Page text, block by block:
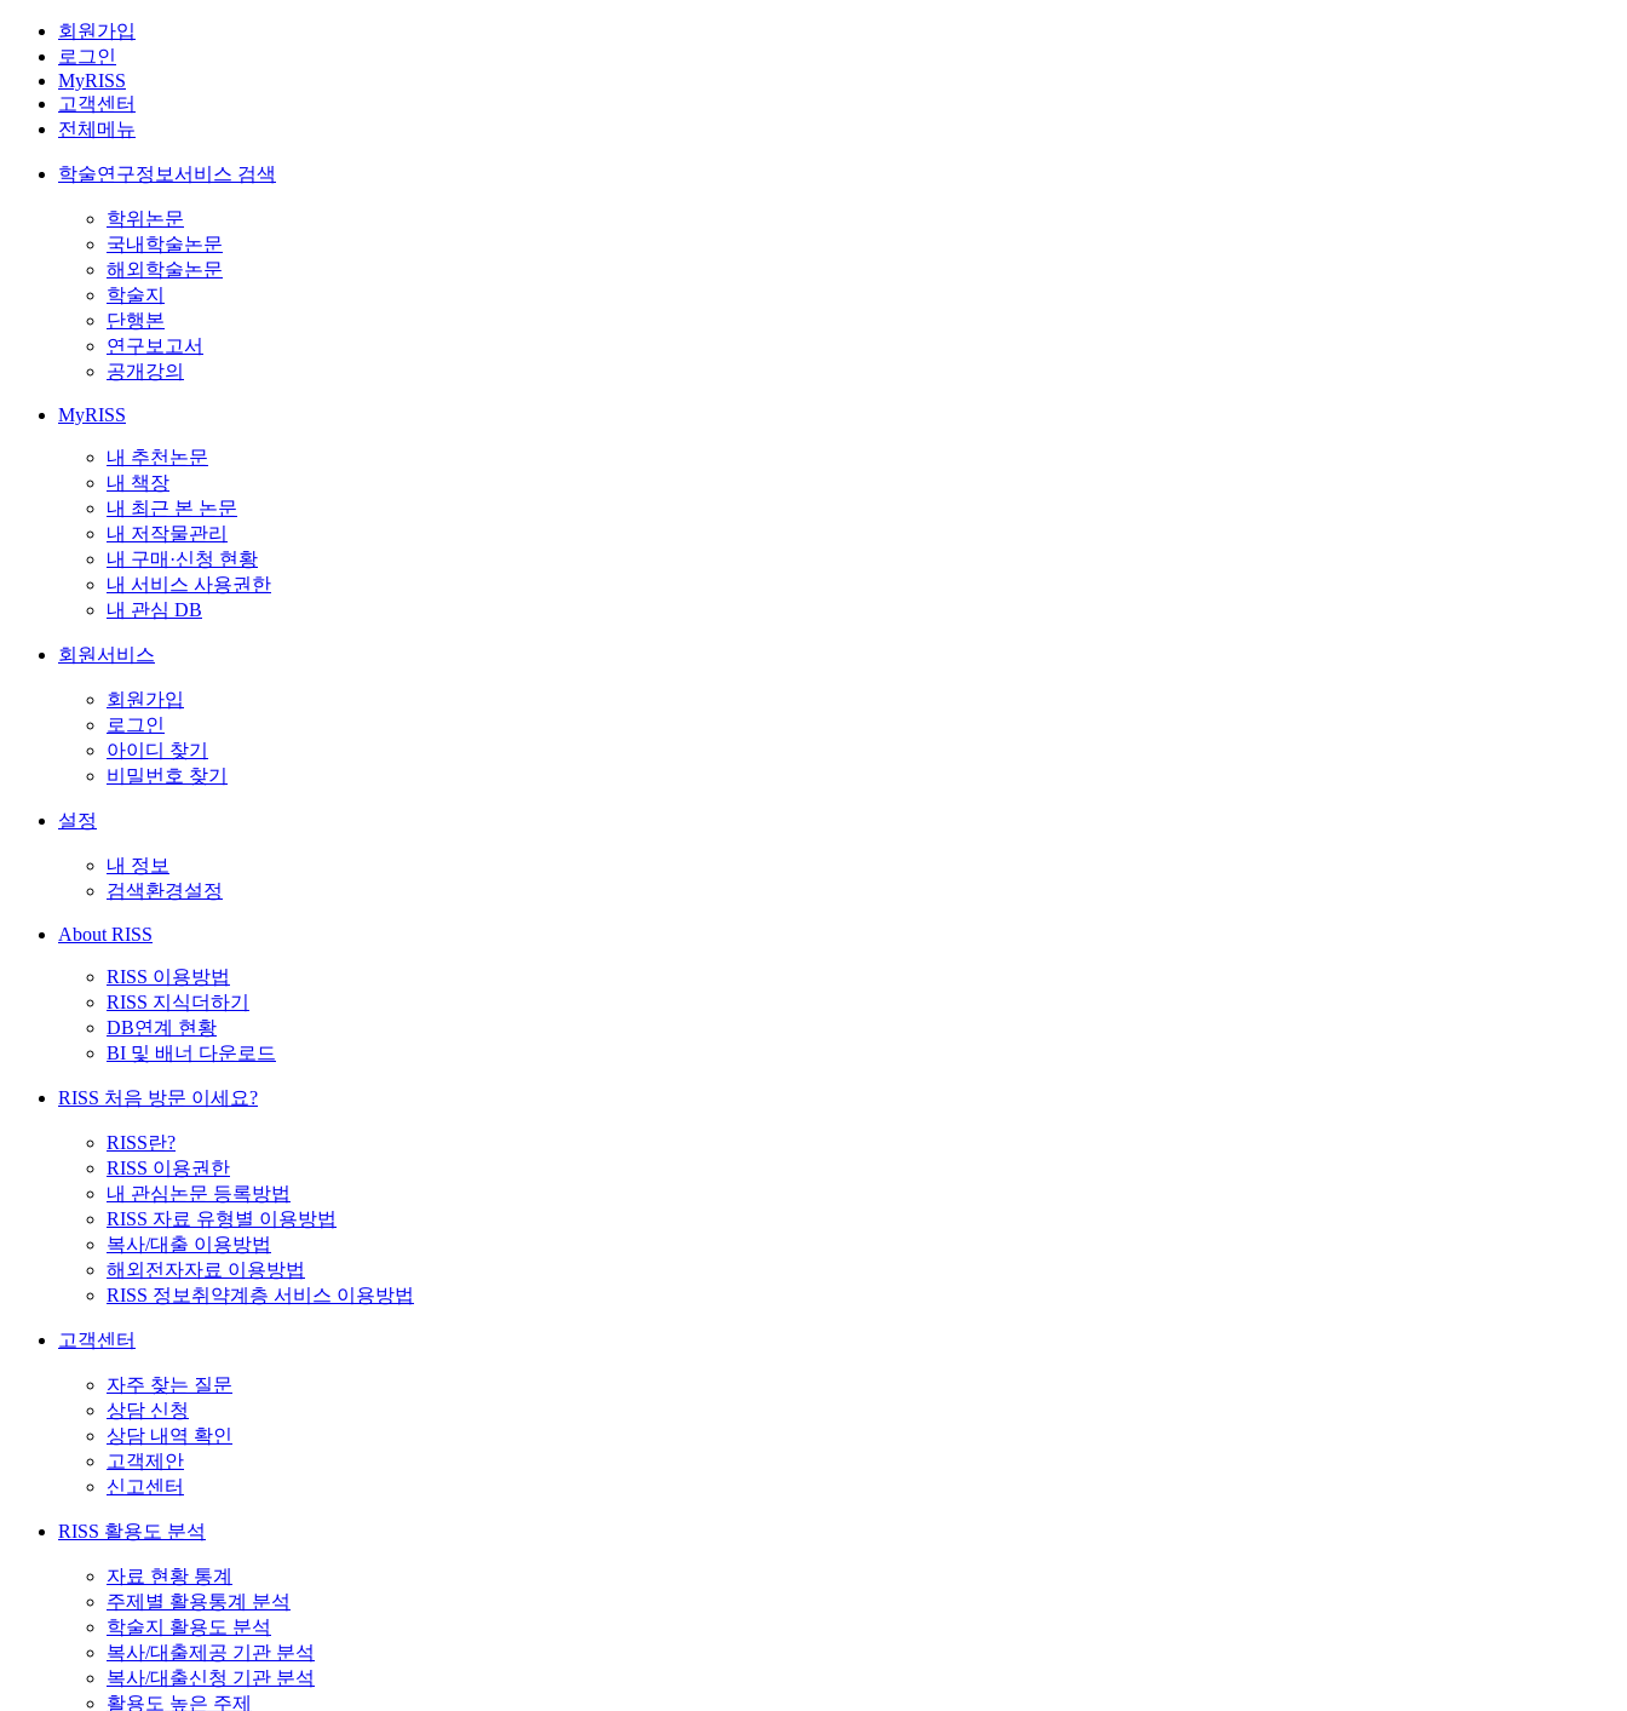
회원가입
로그인
MyRISS
고객센터
전체메뉴
학술연구정보서비스 검색
학위논문
국내학술논문
해외학술논문
학술지
단행본
연구보고서
공개강의
MyRISS
내 추천논문
내 책장
내 최근 본 논문
내 저작물관리
내 구매·신청 현황
내 서비스 사용권한
내 관심 DB
회원서비스
회원가입
로그인
아이디 찾기
비밀번호 찾기
설정
내 정보
검색환경설정
About RISS
RISS 이용방법
RISS 지식더하기
DB연계 현황
BI 및 배너 다운로드
RISS 처음 방문 이세요?
RISS란?
RISS 이용권한
내 관심논문 등록방법
RISS 자료 유형별 이용방법
복사/대출 이용방법
해외전자자료 이용방법
RISS 정보취약계층 서비스 이용방법
고객센터
자주 찾는 질문
상담 신청
상담 내역 확인
고객제안
신고센터
RISS 활용도 분석
자료 현황 통계
주제별 활용통계 분석
학술지 활용도 분석
복사/대출제공 기관 분석
복사/대출신청 기관 분석
활용도 높은 주제